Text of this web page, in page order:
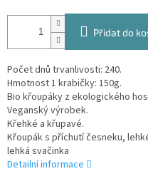
Přidat do
Počet dnů trvanlivosti: 240.
Hmotnost 1 krabičky: 150g.
Bio křoupáky z ekologického
Veganský výrobek.
Křehké a křupavé.
Křoupák s příchutí česneku,
lehká svačinka
Detailní informace